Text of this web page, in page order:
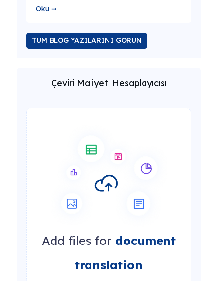
Oku ➞
TÜM BLOG YAZILARINI GÖRÜN
Çeviri Maliyeti Hesaplayıcısı
Add files for document
translation